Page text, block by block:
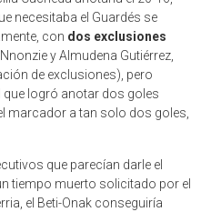
necesitaba el Guardés se
con dos exclusiones
y Almudena Gutiérrez,
de exclusiones), pero
que logró anotar dos goles
marcador a tan solo dos goles,
que parecían darle el
tiempo muerto solicitado por el
el Beti-Onak conseguiría